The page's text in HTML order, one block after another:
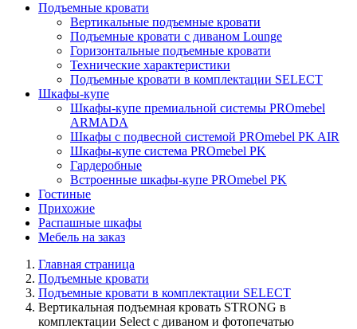
Подъемные кровати
Вертикальные подъемные кровати
Подъемные кровати с диваном Lounge
Горизонтальные подъемные кровати
Технические характеристики
Подъемные кровати в комплектации SELECT
Шкафы-купе
Шкафы-купе премиальной системы PROmebel
ARMADA
Шкафы с подвесной системой PROmebel PK AIR
Шкафы-купе система PROmebel PK
Гардеробные
Встроенные шкафы-купе PROmebel PK
Гостиные
Прихожие
Распашные шкафы
Мебель на заказ
Главная страница
Подъемные кровати
Подъемные кровати в комплектации SELECT
Вертикальная подъемная кровать STRONG в
комплектации Select с диваном и фотопечатью